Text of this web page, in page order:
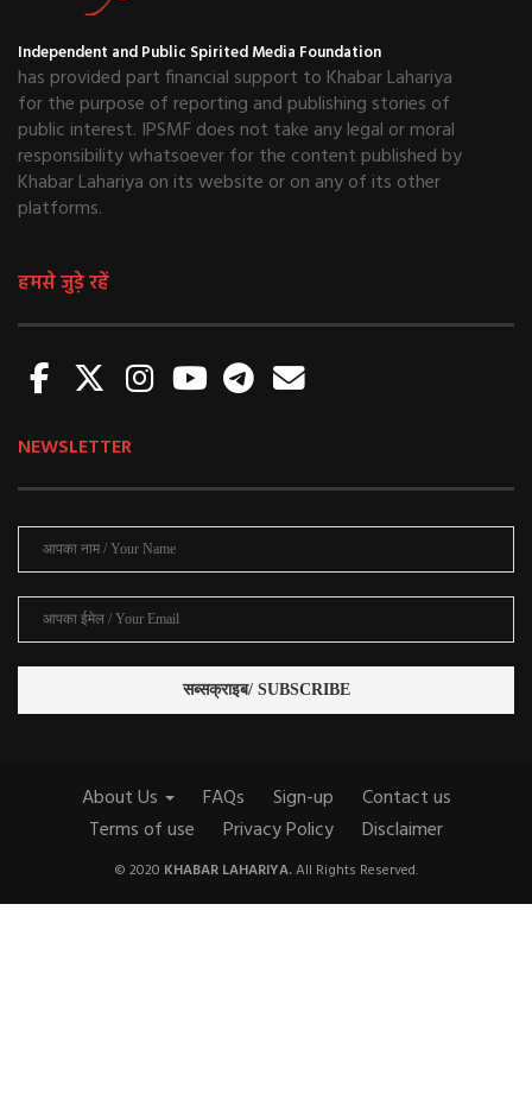
Independent and Public Spirited Media Foundation
has provided part financial support to Khabar Lahariya
for the purpose of reporting and publishing stories of
public interest. IPSMF does not take any legal or moral
responsibility whatsoever for the content published by
Khabar Lahariya on its website or on any of its other
platforms.
हमसे जुड़े रहें
NEWSLETTER
About Us FAQs Sign-up
Contact us
Terms of use
Privacy Policy Disclaimer
© 2020 KHABAR LAHARIYA.All Rights Reserved.